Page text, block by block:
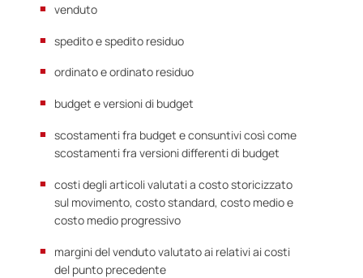
venduto
spedito e spedito residuo
ordinato e ordinato residuo
budget e versioni di budget
scostamenti fra budget e consuntivi così come
scostamenti fra versioni differenti di budget
costi degli articoli valutati a costo storicizzato
sul movimento, costo standard, costo medio e
costo medio progressivo
margini del venduto valutato ai relativi ai costi
del punto precedente